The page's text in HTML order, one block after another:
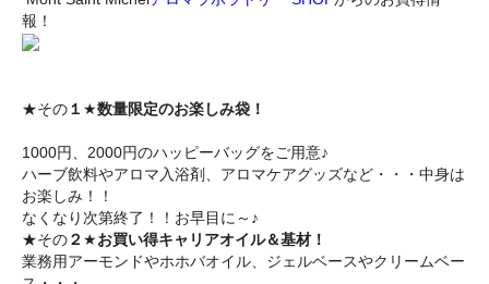
報！
★その１ ★数量限定のお楽しみ袋！
1000円、2000円のハッピーバッグをご用意♪
ハーブ飲料やアロマ入浴剤、アロマケアグッズなど・・・ 中身は
お楽しみ！！
なくなり次第終了！！お早目に～♪
★その２ ★お買い得キャリアオイル＆基材！
業務用アーモンドやホホバオイル、 ジェルベースやクリームベー